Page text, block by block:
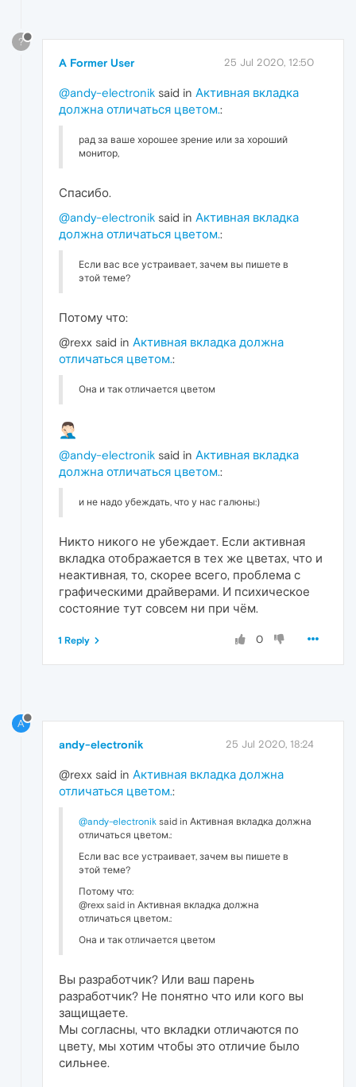
?
A Former User 25 Jul 2020, 12:50
@andy-electronik said in Активная вкладка
должна отличаться цветом.:
рад за ваше хорошее зрение или за хороший
монитор,
Спасибо.
@andy-electronik said in Активная вкладка
должна отличаться цветом.:
Если вас все устраивает, зачем вы пишете в
этой теме?
Потому что:
@rexx said in Активная вкладка должна
отличаться цветом.:
Она и так отличается цветом
@andy-electronik said in Активная вкладка
должна отличаться цветом.:
и не надо убеждать, что у нас галюны:)
Никто никого не убеждает. Если активная
вкладка отображается в тех же цветах, что и
неактивная, то, скорее всего, проблема с
графическими драйверами. И психическое
состояние тут совсем ни при чём.
0
1 Reply
A
andy-electronik 25 Jul 2020, 18:24
@rexx said in Активная вкладка должна
отличаться цветом.:
@andy-electronik said in Активная вкладка должна
отличаться цветом.:
Если вас все устраивает, зачем вы пишете в
этой теме?
Потому что:
@rexx said in Активная вкладка должна
отличаться цветом.:
Она и так отличается цветом
Вы разработчик? Или ваш парень
разработчик? Не понятно что или кого вы
защищаете.
Мы согласны, что вкладки отличаются по
цвету, мы хотим чтобы это отличие было
сильнее.